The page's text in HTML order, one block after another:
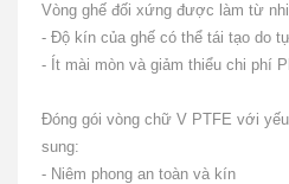
Vòng ghế đối xứng được làm từ
- Độ kín của ghế có thể tái tạo do
- Ít mài mòn và giảm thiểu chi phí
Đóng gói vòng chữ V PTFE với
sung:
- Niêm phong an toàn và kín